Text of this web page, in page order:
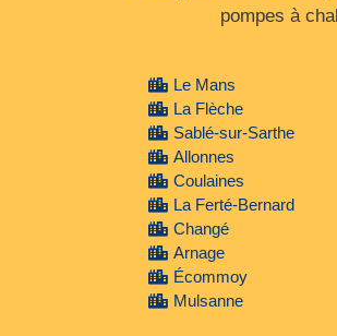
pompes à
Le Mans
La Flèche
Sablé-sur-Sarthe
Allonnes
Coulaines
La Ferté-Bernard
Changé
Arnage
Écommoy
Mulsanne